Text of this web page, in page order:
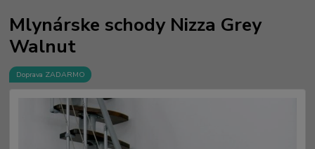
Mlynárske schody Nizza Grey
Walnut
Doprava ZADARMO